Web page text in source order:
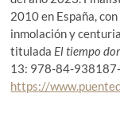
2010 en España,
inmolación y
titulada El tiempo
13: 978-84-
https://